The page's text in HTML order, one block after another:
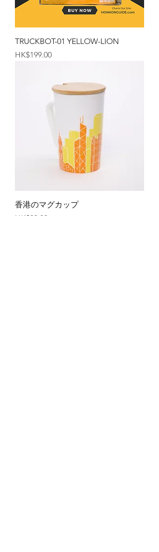
TRUCKBOT-01 YELLOW-LION
価格
HK$199.00
香港のマグカップ
価格
HK$99.00